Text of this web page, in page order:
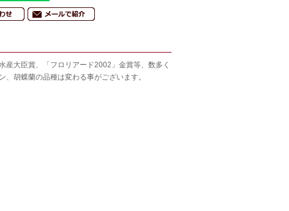
産大臣賞、「フロリアード2002」金賞等、数多く
胡蝶蘭の品種は変わる事がございます。